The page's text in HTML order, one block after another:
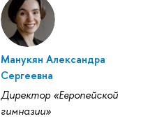
Манукян Александра
Сергеевна
Директор «Европейской
имназии»